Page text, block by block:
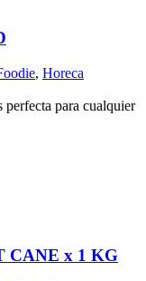
, Horeca
perfecta para cualquier
CANE x 1 KG